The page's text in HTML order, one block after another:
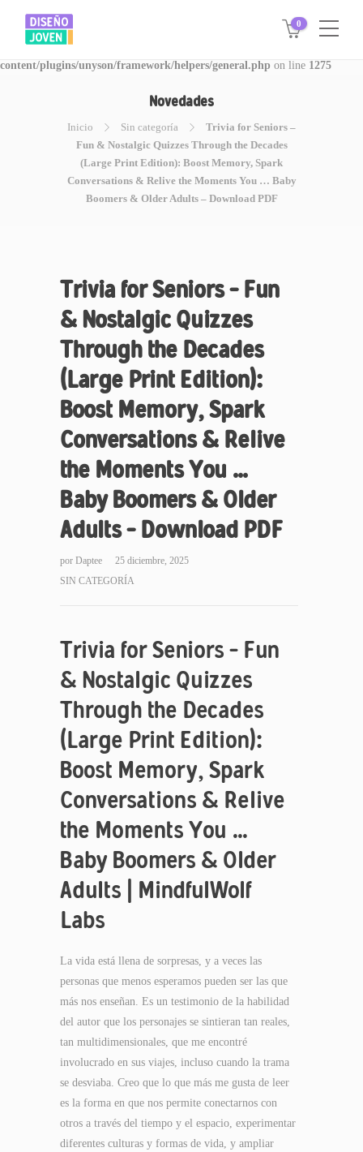
Warning: Invalid argument supplied for foreach() in
/www/disegnojoven.com.ar/htdocs/wp-
content/plugins/unyson/framework/helpers/general.php on line 1275
0
Novedades
Inicio Sin categoría
Trivia for Seniors –
Fun & Nostalgic Quizzes Through the Decades
(Large Print Edition): Boost Memory, Spark
Conversations & Relive the Moments You … Baby
Boomers & Older Adults – Download PDF
Trivia for Seniors – Fun
& Nostalgic Quizzes
Through the Decades
(Large Print Edition):
Boost Memory, Spark
Conversations & Relive
the Moments You …
Baby Boomers & Older
Adults – Download PDF
por Daptee
25 diciembre, 2025
SIN CATEGORÍA
Trivia for Seniors – Fun
& Nostalgic Quizzes
Through the Decades
(Large Print Edition):
Boost Memory, Spark
Conversations & Relive
the Moments You …
Baby Boomers & Older
Adults | MindfulWolf
Labs
La vida está llena de sorpresas, y a veces las
personas que menos esperamos pueden ser las que
más nos enseñan. Es un testimonio de la habilidad
del autor que los personajes se sintieran tan reales,
tan multidimensionales, que me encontré
involucrado en sus viajes, incluso cuando la trama
se desviaba. Creo que lo que más me gusta de leer
es la forma en que nos permite conectarnos con
otros a través del tiempo y el espacio, experimentar
diferentes culturas y formas de vida, y ampliar